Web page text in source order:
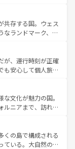
、プロヴァンスの
しみ方が可能だ。さ
ており、どの街角に
なる文化を体験で
情報はコンテンツ一覧
ることがない。ベ
アルプスの絶景、そ
風景は必見。ビール
新着の
てほしい。
共存する国。ウェス
なランドマーク、歴
雅なアフタヌーン
国パブ、サッカー観
豊富。イギリスを旅
が、運行時刻が正確
も安心して個人旅行
ではのユニークな
町歩きも満喫する
物価も高いが、旅行
。 なお、新
参照してほしい。
文化が魅力の国。
ルニアまで、訪れる
グ、エンターテイ
だ。一方、アメリカ
ャニオンやイエロー
くの島で構成される
ている。大自然の神